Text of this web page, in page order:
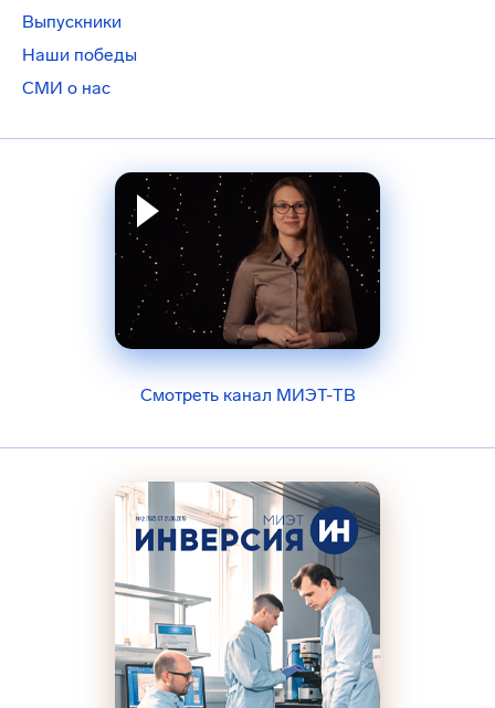
Выпускники
Наши победы
СМИ о нас
Смотреть канал МИЭТ-ТВ